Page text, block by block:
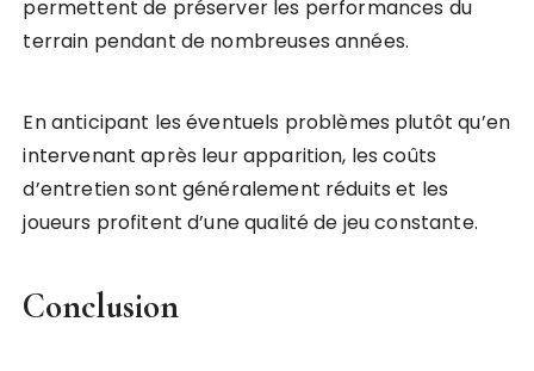
permettent de préserver les performances du
terrain pendant de nombreuses années.
En anticipant les éventuels problèmes plutôt qu’en
intervenant après leur apparition, les coûts
d’entretien sont généralement réduits et les
joueurs profitent d’une qualité de jeu constante.
Conclusion